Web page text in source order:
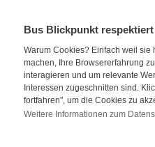
Bus Blickpunkt
Warum Cookies? Einfach weil sie
machen, Ihre Browsererfahrung
interagieren und um relevante
Interessen zugeschnitten sind.
fortfahren", um die Cookies zu
Weitere Informationen zum